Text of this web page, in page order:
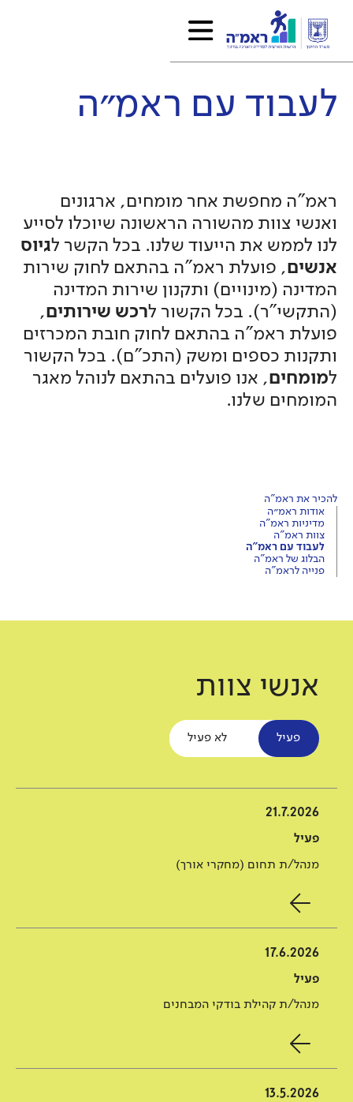
לעבוד עם ראמ״ה
להכיר את ראמ"ה
אודות ראמ״ה
מדיניות ראמ"ה
צוות ראמ"ה
לעבוד עם ראמ"ה
הבלוג של ראמ"ה
פנייה לראמ"ה
ראמ"ה מחפשת אחר מומחים, ארגונים
ואנשי צוות מהשורה הראשונה שיוכלו לסייע
לנו לממש את הייעוד שלנו. בכל הקשר לגיוס
אנשים, פועלת ראמ"ה בהתאם לחוק שירות
המדינה (מינויים) ותקנון שירות המדינה
(התקשי"ר). בכל הקשור לרכש שירותים,
פועלת ראמ"ה בהתאם לחוק חובת המכרזים
ותקנות כספים ומשק (התכ"ם). בכל הקשור
למומחים, אנו פועלים בהתאם לנוהל מאגר
המומחים שלנו.
אנשי צוות
פעיל לא פעיל
21.7.2026
פעיל
מנהל/ת תחום (מחקרי אורך)
17.6.2026
פעיל
מנהל/ת קהילת בודקי המבחנים
13.5.2026